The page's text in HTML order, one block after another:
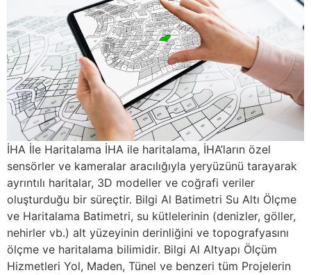
İHA İle Haritalama İHA ile haritalama, İHA’ların özel
sensörler ve kameralar aracılığıyla yeryüzünü tarayarak
ayrıntılı haritalar, 3D modeller ve coğrafi veriler
oluşturduğu bir süreçtir. Bilgi Al Batimetri Su Altı Ölçme
ve Haritalama Batimetri, su kütlelerinin (denizler, göller,
nehirler vb.) alt yüzeyinin derinliğini ve topografyasını
ölçme ve haritalama bilimidir. Bilgi Al Altyapı Ölçüm
Hizmetleri Yol, Maden, Tünel ve benzeri tüm Projelerin